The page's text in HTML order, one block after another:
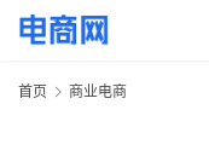
首页 商业电商